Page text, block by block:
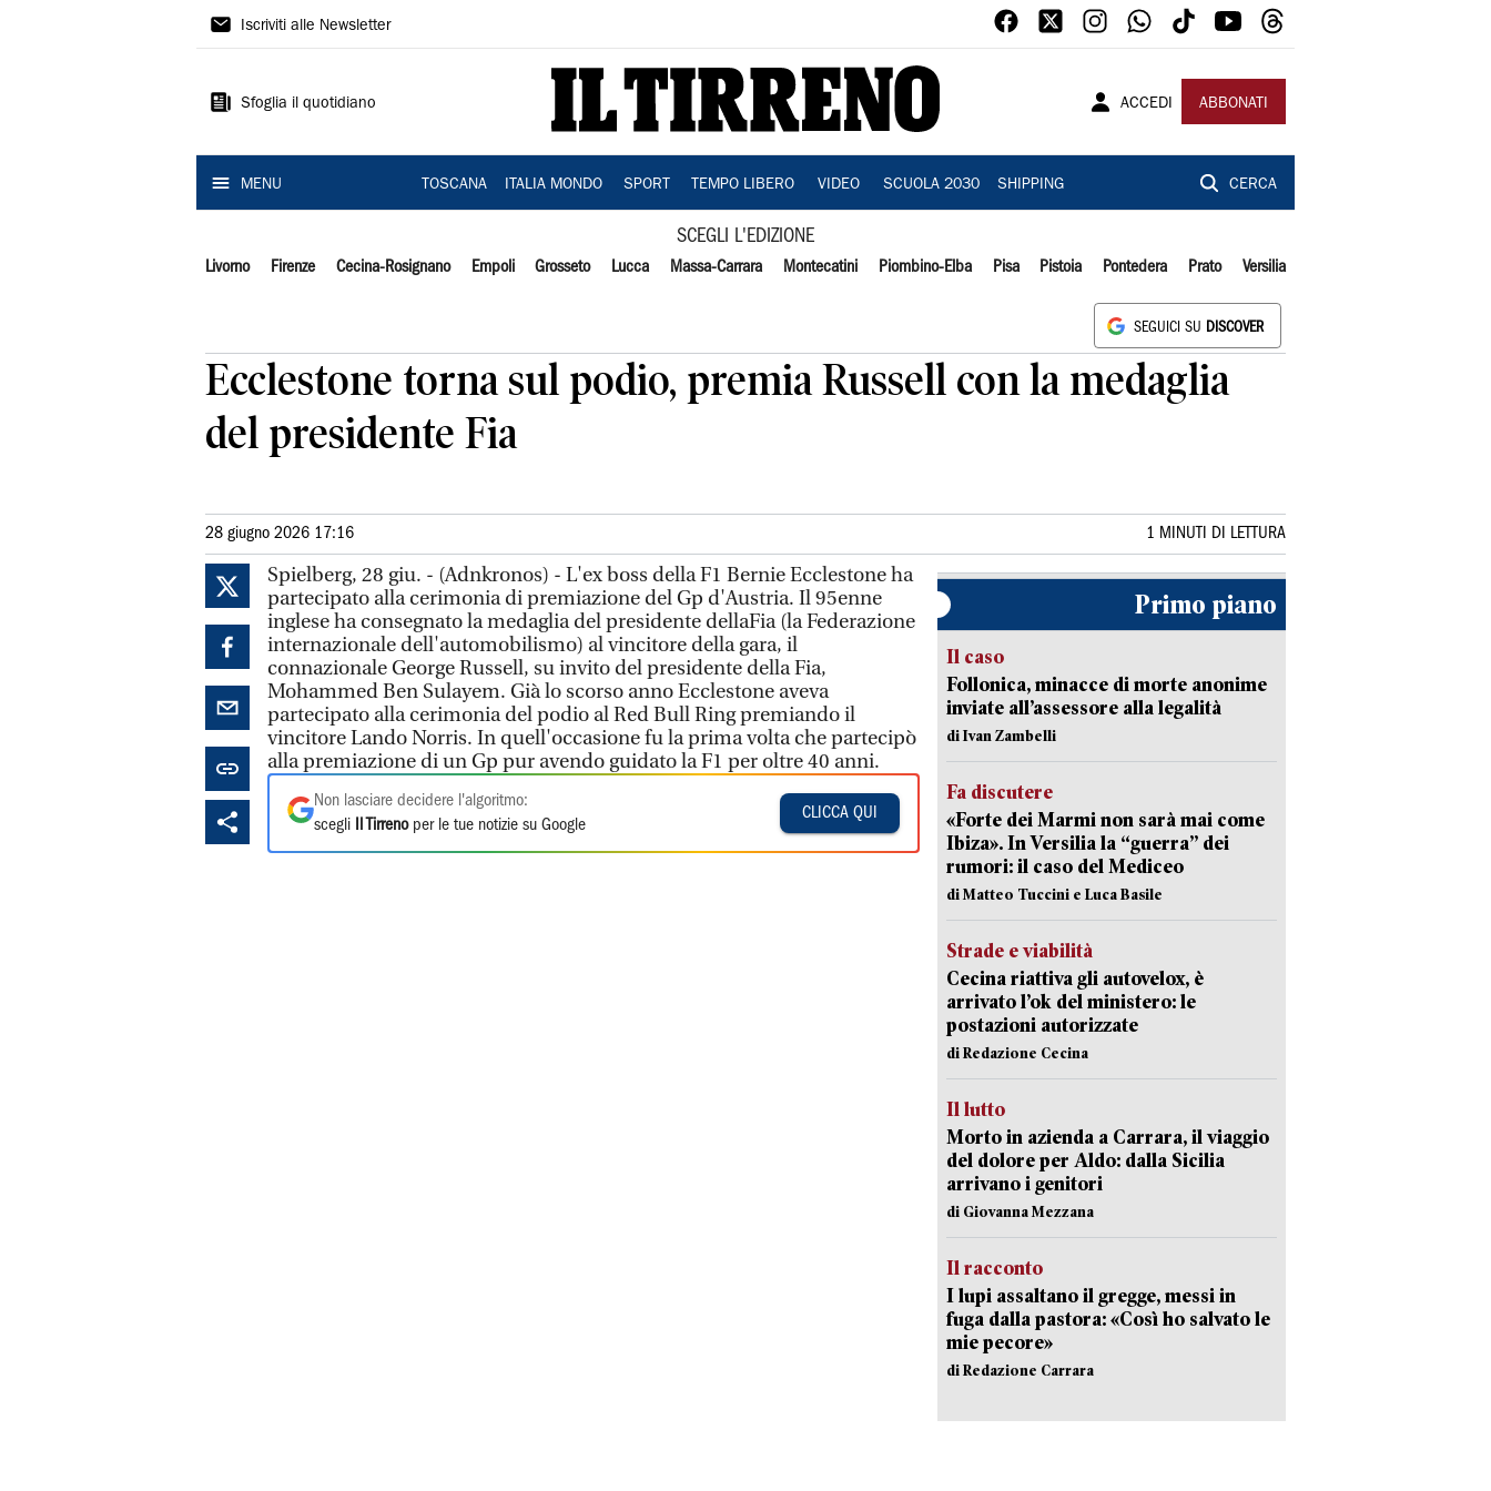
Il
Iscriviti alle Newsletter
Sfoglia il quotidiano ACCEDI ABBONATI
MENU TOSCANA ITALIA MONDO SPORT TEMPO LIBERO VIDEO SCUOLA 2030 SHIPPING CERCA
SCEGLI L'EDIZIONE
Livorno Firenze Cecina-Rosignano Empoli Grosseto Lucca Massa-Carrara Montecatini Piombino-Elba Pisa Pistoia Pontedera Prato Versilia
SEGUICI SU DISCOVER
Ecclestone torna sul podio, premia Russell con la medaglia
del presidente Fia
28 giugno 2026 17:16 1 MINUTI DI LETTURA
Spielberg, 28 giu. - (Adnkronos) - L'ex boss della F1 Bernie Ecclestone ha
partecipato alla cerimonia di premiazione del Gp d'Austria. Il 95enne
inglese ha consegnato la medaglia del presidente dellaFia (la Federazione
internazionale dell'automobilismo) al vincitore della gara, il
connazionale George Russell, su invito del presidente della Fia,
Mohammed Ben Sulayem. Già lo scorso anno Ecclestone aveva
partecipato alla cerimonia del podio al Red Bull Ring premiando il
vincitore Lando Norris. In quell'occasione fu la prima volta che partecipò
alla premiazione di un Gp pur avendo guidato la F1 per oltre 40 anni.
Non lasciare decidere l'algoritmo:
scegli
Il Tirrenoper le tue notizie su Google
CLICCA QUI
Primo piano
Il caso
Follonica, minacce di morte anonime
inviate all’assessore alla legalità
di Ivan Zambelli
Fa discutere
«Forte dei Marmi non sarà mai come
Ibiza». In Versilia la “guerra” dei
rumori: il caso del Mediceo
di Matteo Tuccini e Luca Basile
Strade e viabilità
Cecina riattiva gli autovelox, è
arrivato l’ok del ministero: le
postazioni autorizzate
di Redazione Cecina
Il lutto
Morto in azienda a Carrara, il viaggio
del dolore per Aldo: dalla Sicilia
arrivano i genitori
di Giovanna Mezzana
Il racconto
I lupi assaltano il gregge, messi in
fuga dalla pastora: «Così ho salvato le
mie pecore»
di Redazione Carrara